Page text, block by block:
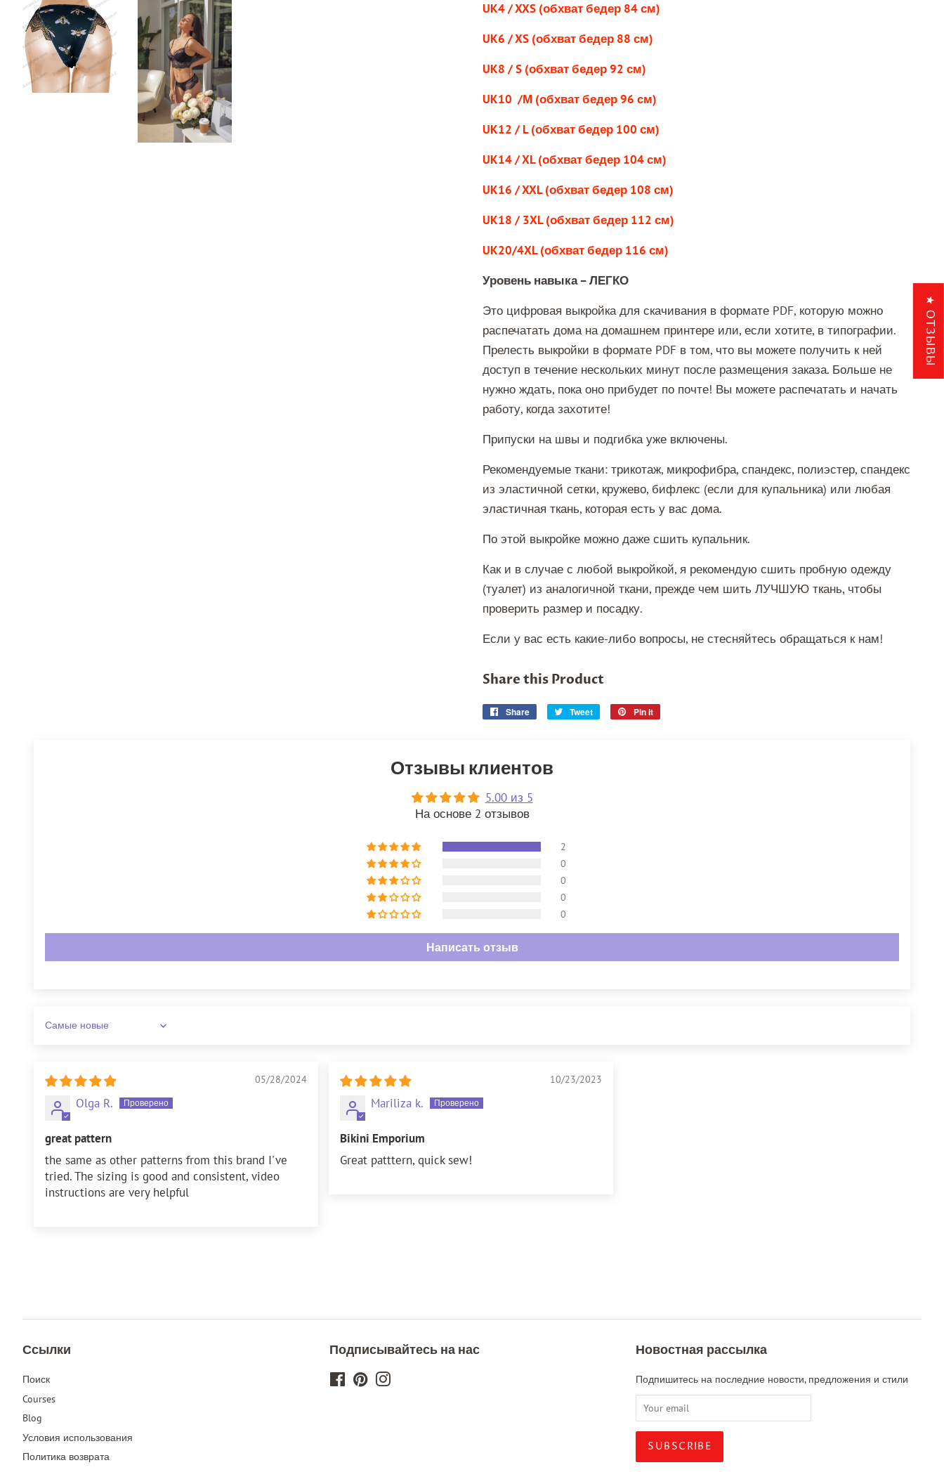
UK4 / XXS (обхват бедер 84 см)
UK6 / XS (обхват бедер 88 см)
UK8 / S (обхват бедер 92 см)
UK10 /М (обхват бедер 96 см)
UK12 / L (обхват бедер 100 см)
UK14 / XL (обхват бедер 104 см)
UK16 / XXL (обхват бедер 108 см)
UK18 / 3XL (обхват бедер 112 см)
UK20/4XL (обхват бедер 116 см)
Уровень навыка – ЛЕГКО
Это цифровая выкройка для скачивания в формате PDF, которую можно
распечатать дома на домашнем принтере или, если хотите, в типографии.
Прелесть выкройки в формате PDF в том, что вы можете получить к ней
доступ в течение нескольких минут после размещения заказа. Больше не
нужно ждать, пока оно прибудет по почте! Вы можете распечатать и начать
работу, когда захотите!
Припуски на швы и подгибка уже включены.
Рекомендуемые ткани: трикотаж, микрофибра, спандекс, полиэстер, спандекс
из эластичной сетки, кружево, бифлекс (если для купальника) или любая
эластичная ткань, которая есть у вас дома.
По этой выкройке можно даже сшить купальник.
Как и в случае с любой выкройкой, я рекомендую сшить пробную одежду
(туалет) из аналогичной ткани, прежде чем шить ЛУЧШУЮ ткань, чтобы
проверить размер и посадку.
Если у вас есть какие-либо вопросы, не стесняйтесь обращаться к нам!
Share this Product
Share
Share
Tweet
Tweet
Pin it
Отзывы клиентов
5.00 из 5
На основе 2 отзывов
2
0
0
0
0
Написать отзыв
Sort by
05/28/2024
Olga R.
great pattern
the same as other patterns from this brand I've
tried. The sizing is good and consistent, video
instructions are very helpful
10/23/2023
Mariliza k.
Bikini Emporium
Great patttern, quick sew!
Ссылки
Поиск
Courses
Blog
Условия использования
Политика возврата
Подписывайтесь на нас
Facebook
PinterestInstagram
Новостная рассылка
Подпишитесь на последние новости, предложения и стили
★ ОТЗЫВЫ